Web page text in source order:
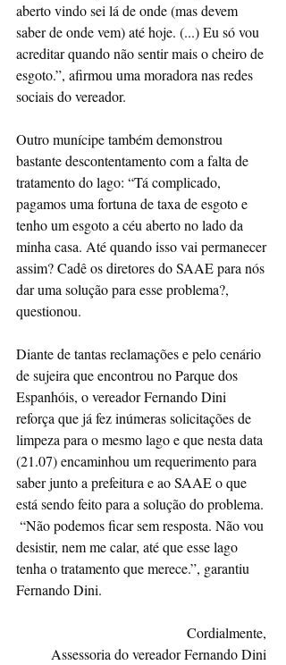
aberto vindo sei lá de onde (mas devem
saber de onde vem) até hoje. (...) Eu só vou
acreditar quando não sentir mais o cheiro de
esgoto.”, afirmou uma moradora nas redes
sociais do vereador.
Outro munícipe também demonstrou
bastante descontentamento com a falta de
tratamento do lago: “Tá complicado,
pagamos uma fortuna de taxa de esgoto e
tenho um esgoto a céu aberto no lado da
minha casa. Até quando isso vai permanecer
assim? Cadê os diretores do SAAE para nós
dar uma solução para esse problema?,
questionou.
Diante de tantas reclamações e pelo cenário
de sujeira que encontrou no Parque dos
Espanhóis, o vereador Fernando Dini
reforça que já fez inúmeras solicitações de
limpeza para o mesmo lago e que nesta data
(21.07) encaminhou um requerimento para
saber junto a prefeitura e ao SAAE o que
está sendo feito para a solução do problema.
desistir, nem me calar, até que esse lago
tenha o tratamento que merece.”, garantiu
Fernando Dini.
Cordialmente,
Assessoria do vereador Fernando Dini